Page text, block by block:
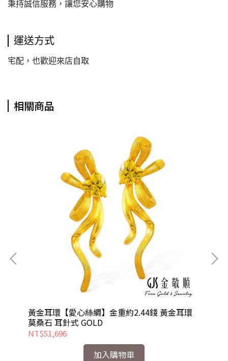
秉持誠信服務，讓您安心購物
運送方式
宅配，也歡迎來店自取
相關商品
黃金耳環【愛心絲綢】金重約2.44錢 黃金耳環
莫桑石 耳針式 GOLD
NT$51,696
加入購物車